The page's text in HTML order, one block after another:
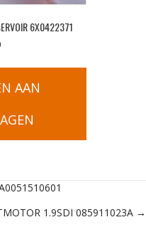
6X0422371
AAN
1.9SDI 085911023A →